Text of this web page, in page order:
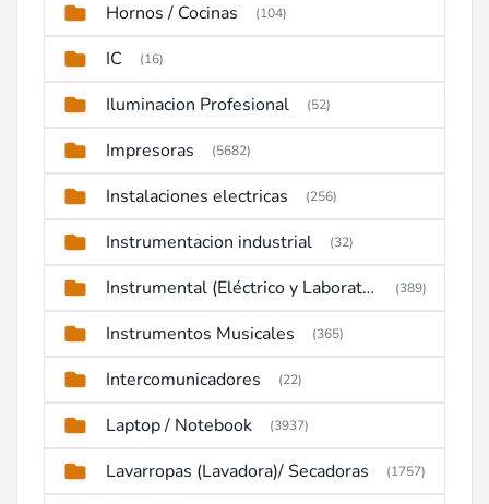
Hornos / Cocinas (104)
IC (16)
Iluminacion Profesional (52)
Impresoras (5682)
Instalaciones electricas (256)
Instrumentacion industrial (32)
Instrumental (Eléctrico y Laboratorio) (389)
Instrumentos Musicales (365)
Intercomunicadores (22)
Laptop / Notebook (3937)
Lavarropas (Lavadora)/ Secadoras (1757)